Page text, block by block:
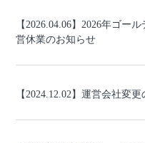
【2026.04.06】2026年ゴー
営休業のお知らせ
【2024.12.02】運営会社変